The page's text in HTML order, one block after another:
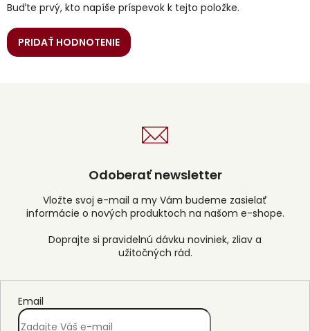
Buďte prvý, kto napíše príspevok k tejto položke.
PRIDAŤ HODNOTENIE
Odoberať newsletter
Vložte svoj e-mail a my Vám budeme zasielať
informácie o nových produktoch na našom e-shope.
Email